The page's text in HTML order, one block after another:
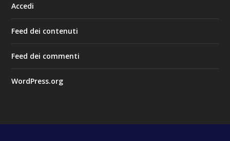
Accedi
Feed dei contenuti
Feed dei commenti
WordPress.org